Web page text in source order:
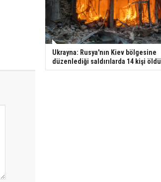
Ukrayna: Rusya'nın Kiev bölgesine
düzenlediği saldırılarda 14 kişi öldü